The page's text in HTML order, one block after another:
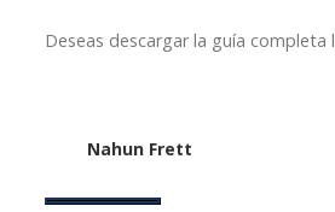
Deseas descargar la guía completa
Nahun Frett